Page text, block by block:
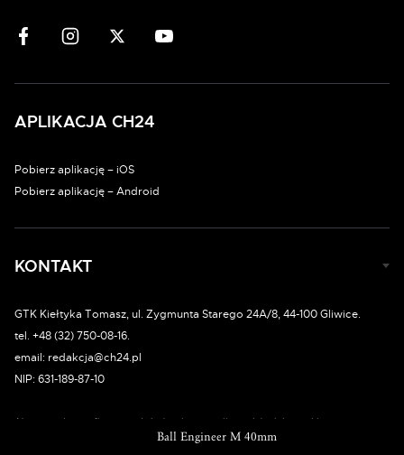
Ball Engineer M 40mm
Ball Engineer M 40mm
Ball Engineer M 40mm
Ball Engineer M 40mm
APLIKACJA CH24
Pobierz aplikację – iOS
Pobierz aplikację – Android
KONTAKT
GTK Kiełtyka Tomasz, ul. Zygmunta Starego 24A/8, 44-100 Gliwice.
tel. +48 (32) 750-08-16.
email: redakcja@ch24.pl
NIP: 631-189-87-10
Nazwy własne firm, produktów, instytucji, a także ich znaki towarowe są
własnością tychże firm, podobnie jak materiały graficzne i filmowe